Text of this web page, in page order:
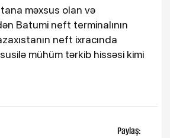
məxsus olan və
Batumi neft terminalının
neft ixracında
mühüm tərkib hissəsi kimi
Paylaş: